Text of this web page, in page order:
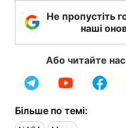
Не пропустіть
наші
Або читайте
Більше по темі: